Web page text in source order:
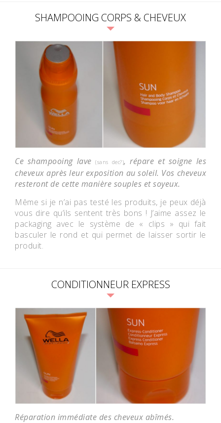
SHAMPOOING CORPS & CHEVEUX
Ce shampooing lave(sans dec?), répare et soigne les
cheveux après leur exposition au soleil. Vos cheveux
resteront de cette manière souples et soyeux.
Même si je n’ai pas testé les produits, je peux déjà
vous dire qu’ils sentent très bons ! J’aime assez le
packaging avec le système de « clips » qui fait
basculer le rond et qui permet de laisser sortir le
produit.
CONDITIONNEUR EXPRESS
Réparation immédiate des cheveux abîmés.